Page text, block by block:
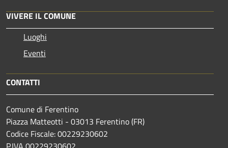
VIVERE IL COMUNE
Luoghi
Eventi
CONTATTI
Comune di Ferentino
Piazza Matteotti - 03013 Ferentino (FR)
Codice Fiscale: 00229230602